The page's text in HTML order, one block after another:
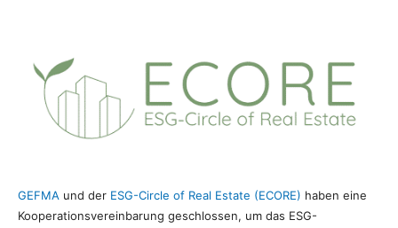
GEFMA und der ESG-Circle of Real Estate (ECORE) haben eine
Kooperationsvereinbarung geschlossen, um das ESG-